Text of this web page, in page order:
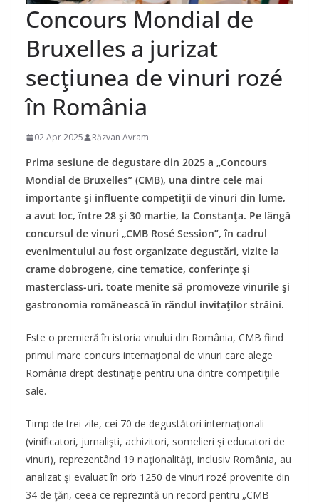
Concours Mondial de
Bruxelles a jurizat
secţiunea de vinuri rozé
în România
02 Apr 2025 Răzvan Avram
Prima sesiune de degustare din 2025 a „Concours
Mondial de Bruxelles” (CMB), una dintre cele mai
importante şi influente competiţii de vinuri din lume,
a avut loc, între 28 şi 30 martie, la Constanţa. Pe lângă
concursul de vinuri „CMB Rosé Session”, în cadrul
evenimentului au fost organizate degustări, vizite la
crame dobrogene, cine tematice, conferinţe şi
masterclass-uri, toate menite să promoveze vinurile şi
gastronomia românească în rândul invitaţilor străini.
Este o premieră în istoria vinului din România, CMB fiind
primul mare concurs internaţional de vinuri care alege
România drept destinaţie pentru una dintre competiţiile
sale.
Timp de trei zile, cei 70 de degustători internaţionali
(vinificatori, jurnalişti, achizitori, somelieri şi educatori de
vinuri), reprezentând 19 naţionalităţi, inclusiv România, au
analizat şi evaluat în orb 1250 de vinuri rozé provenite din
34 de ţări, ceea ce reprezintă un record pentru „CMB